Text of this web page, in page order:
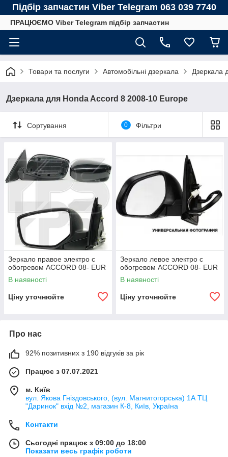
Підбір запчастин Viber Telegram 063 039 7740
ПРАЦЮЄМО Viber Telegram підбір запчастин
Товари та послуги Автомобільні дзеркала Дзеркала
Дзеркала для Honda Accord 8 2008-10 Europe
Сортування 0 Фільтри
Зеркало правое электро с
обогревом ACCORD 08- EUR
В наявності
Ціну уточнюйте
Зеркало левое электро с
обогревом ACCORD 08- EUR
В наявності
Ціну уточнюйте
Про нас
92% позитивних з 190 відгуків за рік
Працює з 07.07.2021
м. Київ
вул. Якова Гніздовського, (вул. Магнитогорська) 1А ТЦ
"Даринок" вхід №2, магазин К-8, Київ, Україна
Контакти
Сьогодні працює з 09:00 до 18:00
Показати весь графік роботи